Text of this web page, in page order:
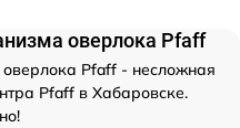
оверлока Pfaff
Pfaff - несложная
Pfaff в Хабаровске.